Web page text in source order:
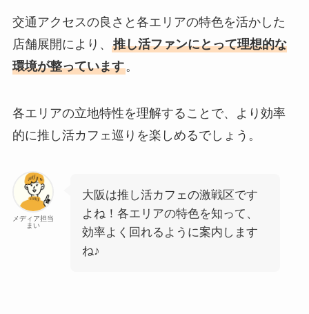
交通アクセスの良さと各エリアの特色を活かした
店舗展開により、 推し活ファンにとって理想的な
環境が整っています。
各エリアの立地特性を理解することで、より効率
的に推し活カフェ巡りを楽しめるでしょう。
メディア担当
まい
大阪は推し活カフェの激戦区です
よね！各エリアの特色を知って、
効率よく回れるように案内します
ね♪